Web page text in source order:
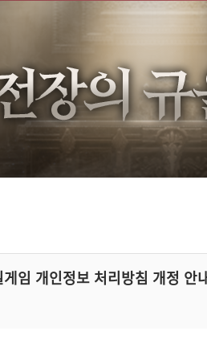
임 개인정보 처리방침 개정 안